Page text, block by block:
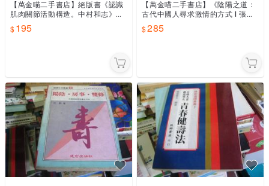
【萬金喵二手書店】絕版書《認識
肌肉關節活動構造。中村和志》#6
7HKE1
195
【萬金喵二手書店】《陰陽之道：
古代中國人尋求激情的方式 I 張仲
瀾著 風雲時代出版》#67HY42
285